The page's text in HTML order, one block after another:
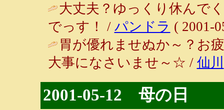
大丈夫？ゆっくり休んで
でっす！ / パンドラ ( 2001-
胃が優れませぬか～？お
大事になさいませ～☆ / 仙川
2001-05-12 母の日